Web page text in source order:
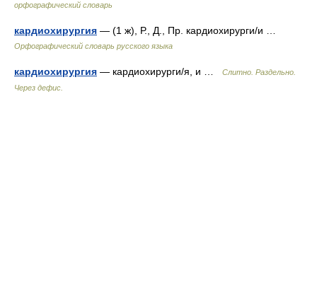
орфографический словарь
кардиохирургия — (1 ж), Р., Д., Пр. кардиохирурги/и …
Орфографический словарь русского языка
кардиохирургия — кардиохирурги/я, и …
Слитно. Раздельно.
Через дефис.